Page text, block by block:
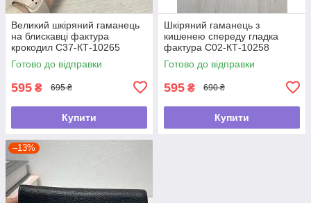
Великий шкіряний гаманець
на блискавці фактура
крокодил С37-КТ-10265
Чорний
Готово до відправки
595 ₴ 695 ₴
Купити
Шкіряний гаманець з
кишенею спереду гладка
фактура С02-КТ-10258
Малиновий
Готово до відправки
595 ₴ 690 ₴
Купити
–13%